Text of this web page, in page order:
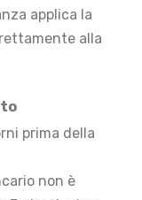
applica la
alla
prima della
non è